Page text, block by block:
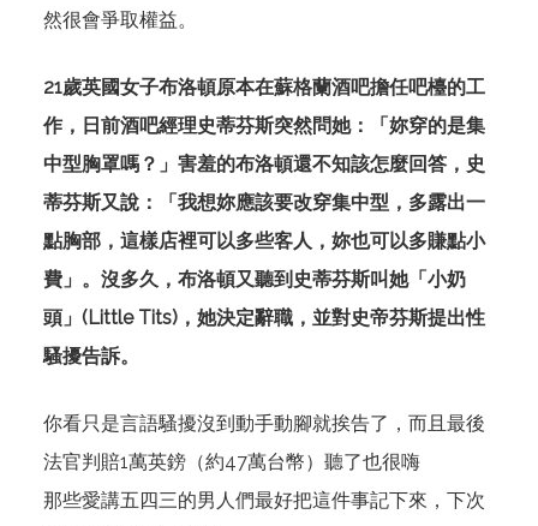
然很會爭取權益。
21歲英國女子布洛頓原本在蘇格蘭酒吧擔任吧檯的工
作，日前酒吧經理史蒂芬斯突然問她：「妳穿的是集
中型胸罩嗎？」害羞的布洛頓還不知該怎麼回答，史
蒂芬斯又說：「我想妳應該要改穿集中型，多露出一
點胸部，這樣店裡可以多些客人，妳也可以多賺點小
費」。沒多久，布洛頓又聽到史蒂芬斯叫她「小奶
頭」(Little Tits)，她決定辭職，並對史帝芬斯提出性
騷擾告訴。
你看只是言語騷擾沒到動手動腳就挨告了，而且最後
法官判賠1萬英鎊（約47萬台幣）聽了也很嗨
那些愛講五四三的男人們最好把這件事記下來，下次